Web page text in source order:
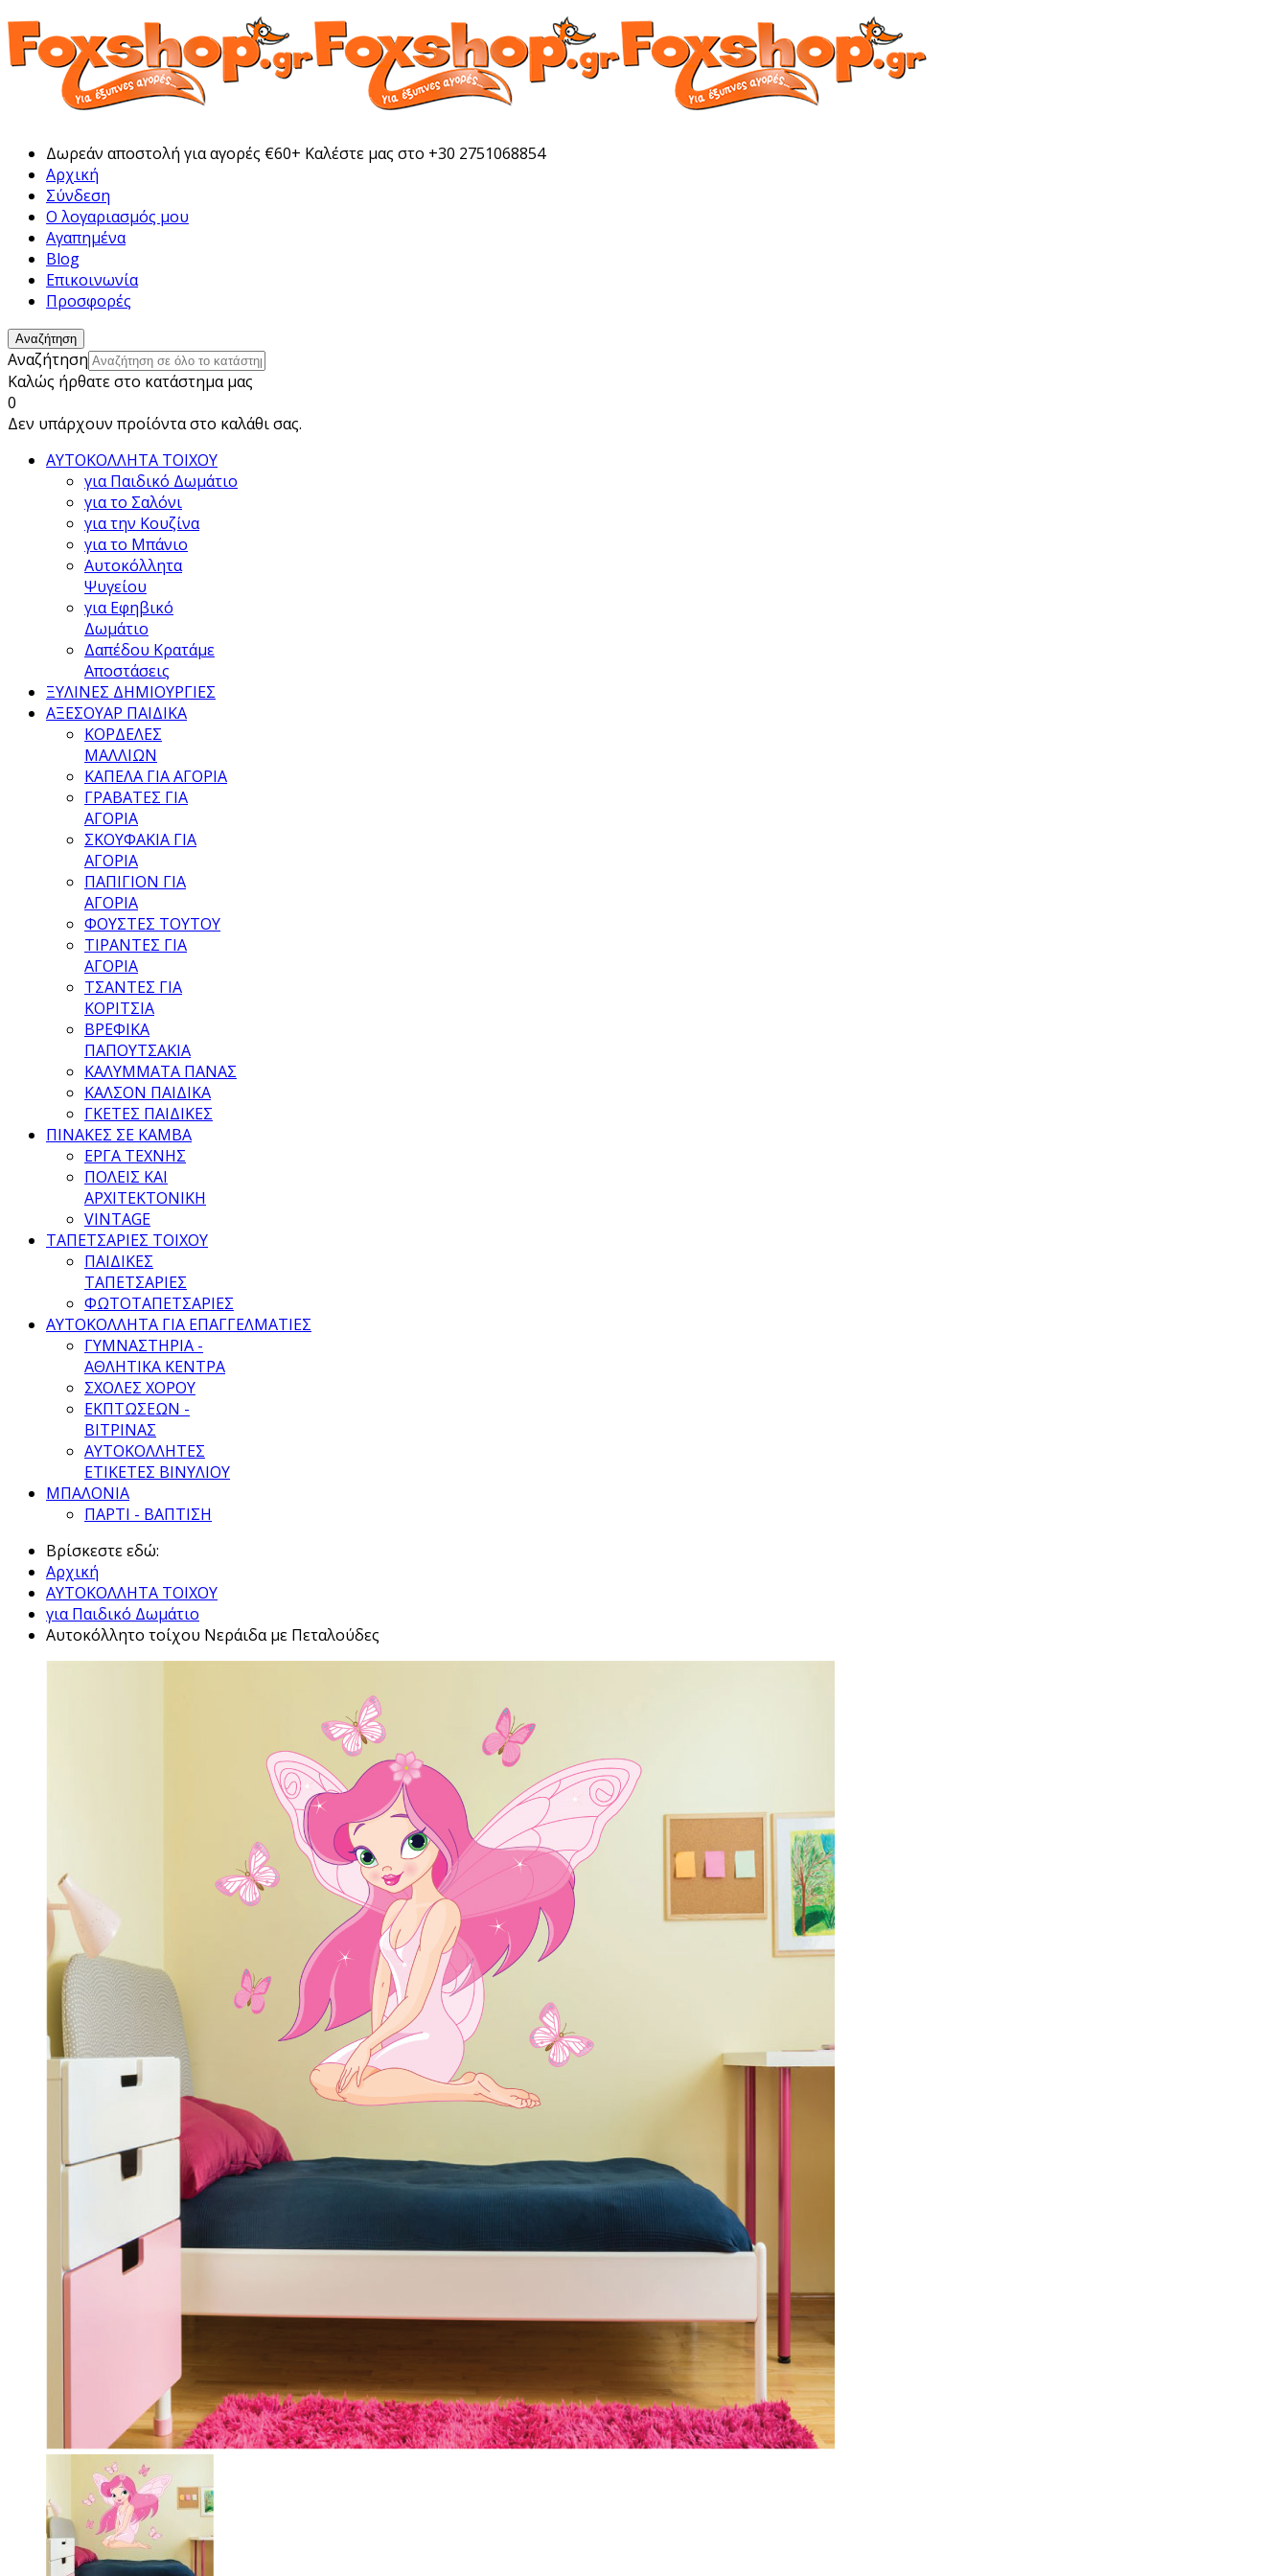
Δωρεάν αποστολή για αγορές €60+ Καλέστε μας στο +30 2751068854
Αρχική
Σύνδεση
Ο λογαριασμός μου
Αγαπημένα
Blog
Επικοινωνία
Προσφορές
Αναζήτηση
Αναζήτηση
Καλώς ήρθατε στο κατάστημα μας
0
Δεν υπάρχουν προίόντα στο καλάθι σας.
ΑΥΤΟΚΟΛΛΗΤΑ ΤΟΙΧΟΥ
για Παιδικό Δωμάτιο
για το Σαλόνι
για την Κουζίνα
για το Μπάνιο
Αυτοκόλλητα
Ψυγείου
για Εφηβικό
Δωμάτιο
Δαπέδου Κρατάμε
Αποστάσεις
ΞΥΛΙΝΕΣ ΔΗΜΙΟΥΡΓΙΕΣ
ΑΞΕΣΟΥΑΡ ΠΑΙΔΙΚΑ
ΚΟΡΔΕΛΕΣ
ΜΑΛΛΙΩΝ
ΚΑΠΕΛΑ ΓΙΑ ΑΓΟΡΙΑ
ΓΡΑΒΑΤΕΣ ΓΙΑ
ΑΓΟΡΙΑ
ΣΚΟΥΦΑΚΙΑ ΓΙΑ
ΑΓΟΡΙΑ
ΠΑΠΙΓΙΟΝ ΓΙΑ
ΑΓΟΡΙΑ
ΦΟΥΣΤΕΣ ΤΟΥΤΟΥ
ΤΙΡΑΝΤΕΣ ΓΙΑ
ΑΓΟΡΙΑ
ΤΣΑΝΤΕΣ ΓΙΑ
ΚΟΡΙΤΣΙΑ
ΒΡΕΦΙΚΑ
ΠΑΠΟΥΤΣΑΚΙΑ
ΚΑΛΥΜΜΑΤΑ ΠΑΝΑΣ
ΚΑΛΣΟΝ ΠΑΙΔΙΚΑ
ΓΚΕΤΕΣ ΠΑΙΔΙΚΕΣ
ΠΙΝΑΚΕΣ ΣΕ ΚΑΜΒΑ
ΕΡΓΑ ΤΕΧΝΗΣ
ΠΟΛΕΙΣ ΚΑΙ
ΑΡΧΙΤΕΚΤΟΝΙΚΗ
VINTAGE
ΤΑΠΕΤΣΑΡΙΕΣ ΤΟΙΧΟΥ
ΠΑΙΔΙΚΕΣ
ΤΑΠΕΤΣΑΡΙΕΣ
ΦΩΤΟΤΑΠΕΤΣΑΡΙΕΣ
ΑΥΤΟΚΟΛΛΗΤΑ ΓΙΑ ΕΠΑΓΓΕΛΜΑΤΙΕΣ
ΓΥΜΝΑΣΤΗΡΙΑ -
ΑΘΛΗΤΙΚΑ ΚΕΝΤΡΑ
ΣΧΟΛΕΣ ΧΟΡΟΥ
ΕΚΠΤΩΣΕΩΝ -
ΒΙΤΡΙΝΑΣ
ΑΥΤΟΚΟΛΛΗΤΕΣ
ΕΤΙΚΕΤΕΣ ΒΙΝΥΛΙΟΥ
ΜΠΑΛΟΝΙΑ
ΠΑΡΤΙ - ΒΑΠΤΙΣΗ
Βρίσκεστε εδώ:
Αρχική
ΑΥΤΟΚΟΛΛΗΤΑ ΤΟΙΧΟΥ
για Παιδικό Δωμάτιο
Αυτοκόλλητο τοίχου Νεράιδα με Πεταλούδες